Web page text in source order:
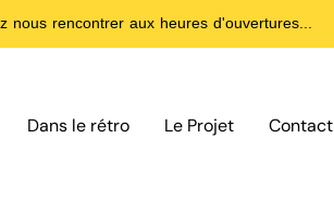
rencontrer aux heures d'ouvertures...
Dans le rétro Le Projet Contact